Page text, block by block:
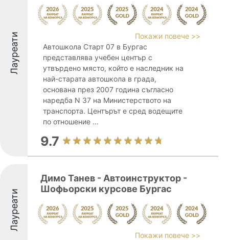
Лауреати
Покажи повече >>
Автошкола Старт 07 в Бургас
представлява учебен център с
утвърдено място, който е наследник на
най-старата автошкола в града,
основана през 2007 година съгласно
наредба N 37 на Министерството на
транспорта. Центърът е сред водещите
по отношение ...
9.7
Лауреати
Димо Танев - Автоинструктор -
Шофьорски курсове Бургас
Покажи повече >>